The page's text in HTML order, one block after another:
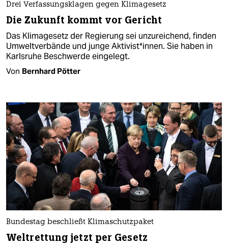
Drei Verfassungsklagen gegen Klimagesetz
Die Zukunft kommt vor Gericht
Das Klimagesetz der Regierung sei unzureichend, finden
Umweltverbände und junge Aktivist*innen. Sie haben in
Karlsruhe Beschwerde eingelegt.
Von Bernhard Pötter
Bundestag beschließt Klimaschutzpaket
Weltrettung jetzt per Gesetz